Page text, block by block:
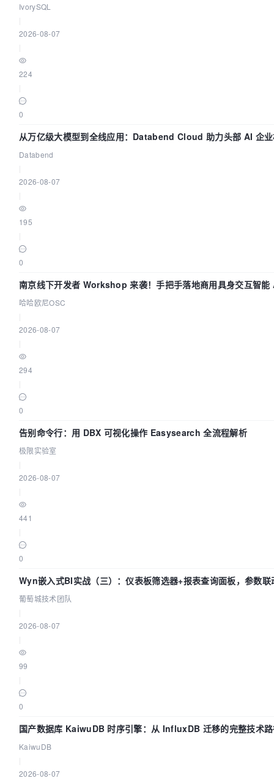
IvorySQL
2026-08-07
224
0
从万亿级大模型到全线应用：Databend Cloud 助力头部 AI 企
Databend
2026-08-07
195
0
南京线下开发者 Workshop 来袭！手把手落地商用具身交互智
哈哈欧尼OSC
2026-08-07
294
0
告别命令行：用 DBX 可视化操作 Easysearch 全流程解析
极限实验室
2026-08-07
441
0
Wyn嵌入式BI实战（三）：仪表板筛选器+报表查询面板，参数联
葡萄城技术团队
2026-08-07
99
0
国产数据库 KaiwuDB 时序引擎：从 InfluxDB 迁移的完整技术
KaiwuDB
2026-08-07